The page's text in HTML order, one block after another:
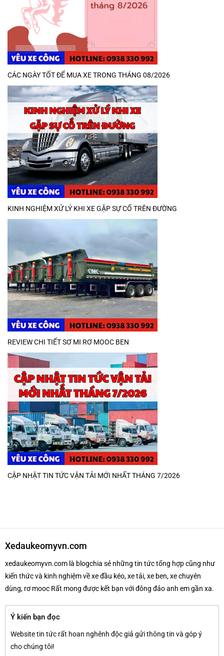
CÁC NGÀY TỐT ĐỂ MUA XE TRONG THÁNG 08/2026
KINH NGHIỆM XỬ LÝ KHI XE GẶP SỰ CỐ TRÊN ĐƯỜNG
REVIEW CHI TIẾT SƠ MI RƠ MOOC BEN
CẬP NHẬT TIN TỨC VẬN TẢI MỚI NHẤT THÁNG 7/2026
Xedaukeomyvn.com
xedaukeomyvn.com là blogchia sẻ những tin tức tổng hợp cũng như
kiến thức và kinh nghiệm về xe đầu kéo, xe tải, xe ben, xe chuyên
dùng, rơ mooc Rất mong được kết bạn với đông đảo anh em gần xa.
Ý kiến bạn đọc
Website tin tức rất hoan nghênh độc giả gửi thông tin và góp ý
cho chúng tôi!